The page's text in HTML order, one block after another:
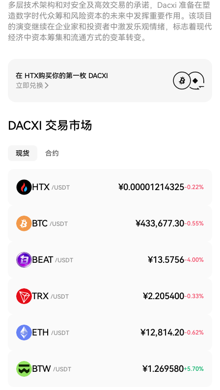
多层技术架构和对安全及高效交易的承诺，Dacxi 准备在塑
造数字时代众筹和风险资本的未来中发挥重要作用。该项目
的演变继续在企业家和投资者中激发乐观情绪，标志着现代
经济中资本筹集和流通方式的变革转变。
在 HTX购买你的第一枚 DACXI
立即兑换
DACXI 交易市场
现货 合约
HTX /USDT ¥0.00001214325-0.22%
BTC /USDT ¥433,677.30-0.55%
BEAT /USDT ¥13.5756-4.00%
TRX /USDT ¥2.205400-0.33%
ETH /USDT ¥12,814.20-0.62%
BTW /USDT ¥1.269580+5.70%